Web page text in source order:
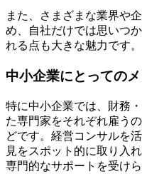
また、さまざまな業界や
め、自社だけでは思いつ
れる点も大きな魅力です。
中小企業にとっての
特に中小企業では、財務
た専門家をそれぞれ雇う
どです。経営コンサルを
見をスポット的に取り入
専門的なサポートを受けら